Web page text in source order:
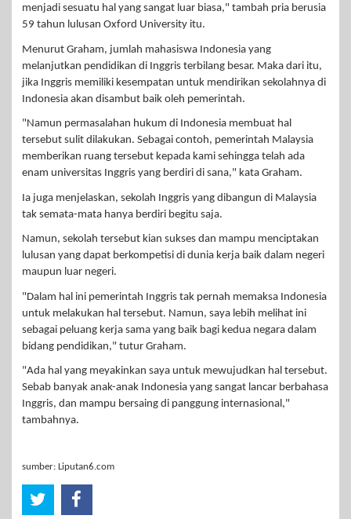
menjadi sesuatu hal yang sangat luar biasa," tambah pria berusia
59 tahun lulusan Oxford University itu.
Menurut Graham, jumlah mahasiswa Indonesia yang
melanjutkan pendidikan di Inggris terbilang besar. Maka dari itu,
jika Inggris memiliki kesempatan untuk mendirikan sekolahnya di
Indonesia akan disambut baik oleh pemerintah.
"Namun permasalahan hukum di Indonesia membuat hal
tersebut sulit dilakukan. Sebagai contoh, pemerintah Malaysia
memberikan ruang tersebut kepada kami sehingga telah ada
enam universitas Inggris yang berdiri di sana," kata Graham.
Ia juga menjelaskan, sekolah Inggris yang dibangun di Malaysia
tak semata-mata hanya berdiri begitu saja.
Namun, sekolah tersebut kian sukses dan mampu menciptakan
lulusan yang dapat berkompetisi di dunia kerja baik dalam negeri
maupun luar negeri.
"Dalam hal ini pemerintah Inggris tak pernah memaksa Indonesia
untuk melakukan hal tersebut. Namun, saya lebih melihat ini
sebagai peluang kerja sama yang baik bagi kedua negara dalam
bidang pendidikan," tutur Graham.
"Ada hal yang meyakinkan saya untuk mewujudkan hal tersebut.
Sebab banyak anak-anak Indonesia yang sangat lancar berbahasa
Inggris, dan mampu bersaing di panggung internasional,"
tambahnya.
sumber: Liputan6.com